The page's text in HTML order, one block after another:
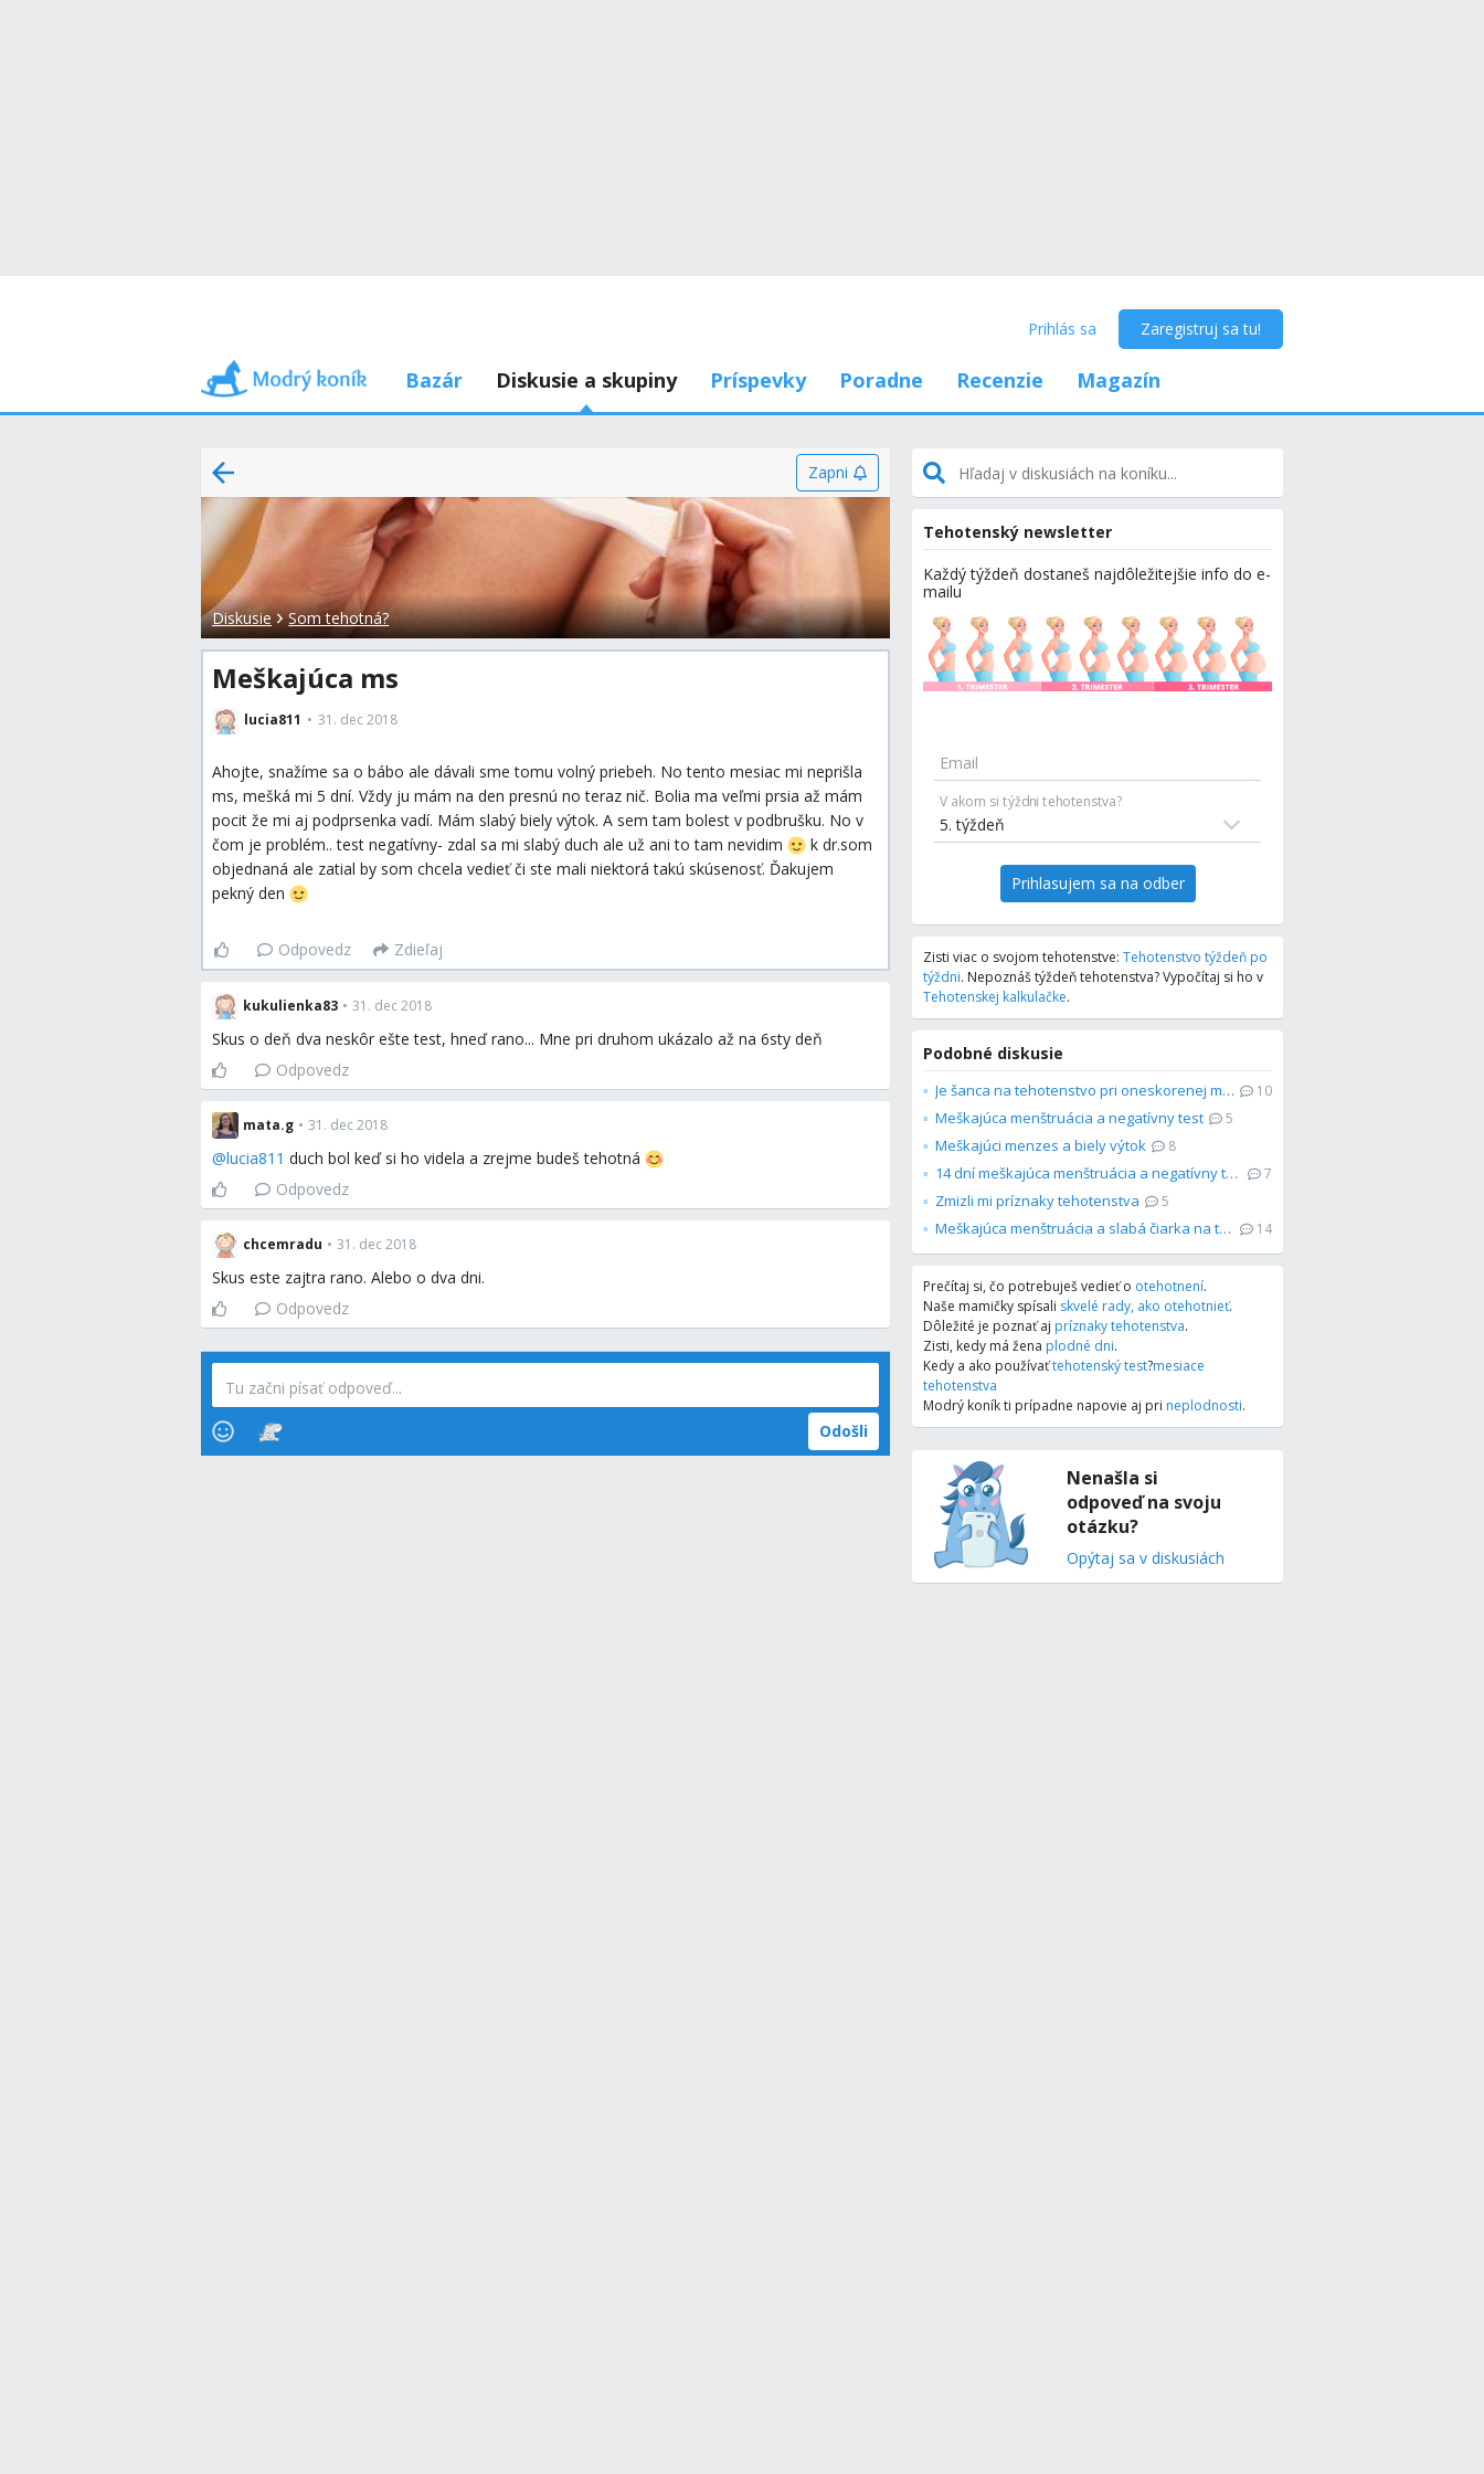
Prihlás sa Zaregistruj sa tu!
Bazár Diskusie a skupiny Príspevky Poradne Recenzie Magazín
Zapni
Diskusie Som tehotná?
Meškajúca ms
lucia811 31. dec 2018
Ahojte, snažíme sa o bábo ale dávali sme tomu volný priebeh. No tento mesiac mi neprišla
ms, mešká mi 5 dní. Vždy ju mám na den presnú no teraz nič. Bolia ma veľmi prsia až mám
pocit že mi aj podprsenka vadí. Mám slabý biely výtok. A sem tam bolest v podbrušku. No v
čom je problém.. test negatívny- zdal sa mi slabý duch ale už ani to tam nevidim
k dr.som
objednaná ale zatial by som chcela vedieť či ste mali niektorá takú skúsenosť. Ďakujem
pekný den
Odpovedz Zdieľaj
kukulienka83 • 31. dec 2018
Skus o deň dva neskôr ešte test, hneď rano... Mne pri druhom ukázalo až na 6sty deň
Odpovedz
mata.g • 31. dec 2018
@lucia811 duch bol keď si ho videla a zrejme budeš tehotná
Odpovedz
chcemradu • 31. dec 2018
Skus este zajtra rano. Alebo o dva dni.
Odpovedz
Odošli
Tehotenský newsletter
Každý týždeň dostaneš najdôležitejšie info do e-
mailu
Email
V akom si týždni tehotenstva?
Prihlasujem sa na odber
Zisti viac o svojom tehotenstve: Tehotenstvo týždeň po
týždni. Nepoznáš týždeň tehotenstva? Vypočítaj si ho v
Tehotenskej kalkulačke.
Podobné diskusie
Je šanca na tehotenstvo pri oneskorenej menštruácii? 10
Meškajúca menštruácia a negatívny test 5
Meškajúci menzes a biely výtok 8
14 dní meškajúca menštruácia a negatívny test 7
Zmizli mi príznaky tehotenstva 5
Meškajúca menštruácia a slabá čiarka na teste. Je to tehotenstvo? 14
Prečítaj si, čo potrebuješ vedieť o otehotnení.
Naše mamičky spísali skvelé rady, ako otehotnieť.
Dôležité je poznať aj príznaky tehotenstva.
Zisti, kedy má žena plodné dni.
Kedy a ako používaťtehotenský test?mesiace
tehotenstva
Modrý koník ti prípadne napovie aj pri neplodnosti.
Nenašla si
odpoveď na svoju
otázku?
Opýtaj sa v diskusiách